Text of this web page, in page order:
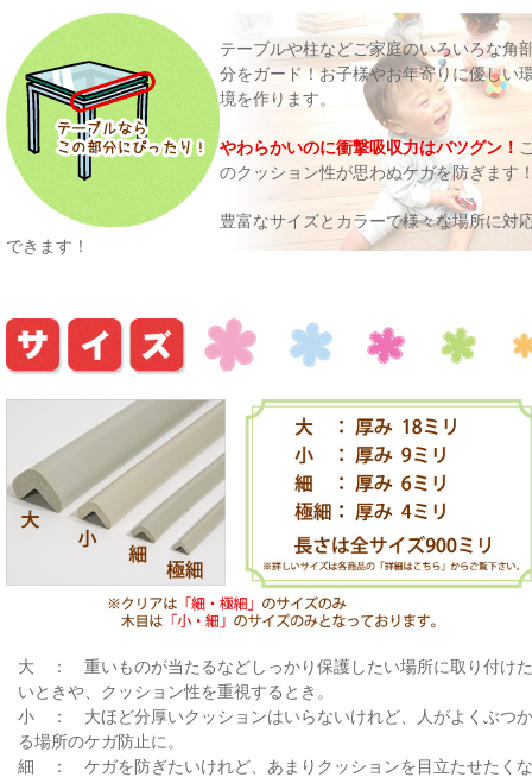
テーブルや柱などご家庭のいろいろな角
分をガード！お子様やお年寄りに優しい
境を作ります。
やわらかいのに衝撃吸収力はバツグン！
のクッション性が思わぬケガを防ぎます
豊富なサイズとカラーで様々な場所に対
できます！
大 ： 重いものが当たるなどしっかり保護したい場所に取り付けた
いときや、クッション性を重視するとき。
小 ： 大ほど分厚いクッションはいらないけれど、人がよくぶつか
る場所のケガ防止に。
細 ： ケガを防ぎたいけれど、あまりクッションを目立たせたくな